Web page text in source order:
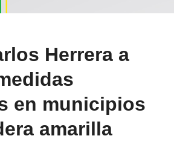
Herrera a
en municipios
amarilla